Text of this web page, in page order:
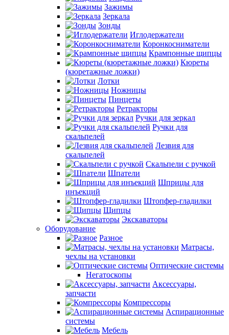
Зажимы
Зеркала
Зонды
Иглодержатели
Коронкосниматели
Крампонные щипцы
Кюреты
(кюретажные ложки)
Лотки
Ножницы
Пинцеты
Ретракторы
Ручки для зеркал
Ручки для
скальпелей
Лезвия для
скальпелей
Скальпели с ручкой
Шпатели
Шприцы для
инъекций
Штопфер-гладилки
Щипцы
Экскаваторы
Оборудование
Разное
Матрасы,
чехлы на установки
Оптические системы
Негатоскопы
Аксессуары,
запчасти
Компрессоры
Аспирационные
системы
Мебель